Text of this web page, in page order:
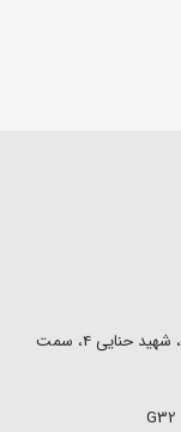
خیابان امام رضا علیه السلام، دانش شرقی، شهید حنایی 4، سمت